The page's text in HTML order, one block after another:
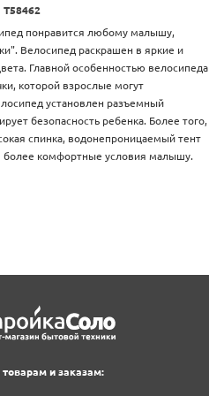
понравится любому малышу,
Велосипед раскрашен в яркие и
Главной особенностью велосипеда
которой взрослые могут
установлен разъемный
безопасность ребенка. Более того,
спинка, водонепроницаемый тент
более комфортные условия малышу.
и заказам: